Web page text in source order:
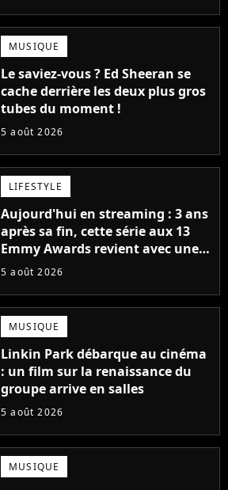
MUSIQUE
Le saviez-vous ? Ed Sheeran se
cache derrière les deux plus gros
tubes du moment !
5 août 2026
LIFESTYLE
Aujourd'hui en streaming : 3 ans
après sa fin, cette série aux 13
Emmy Awards revient avec une
suite... totalement différente
5 août 2026
MUSIQUE
Linkin Park débarque au cinéma
: un film sur la renaissance du
groupe arrive en salles
5 août 2026
MUSIQUE